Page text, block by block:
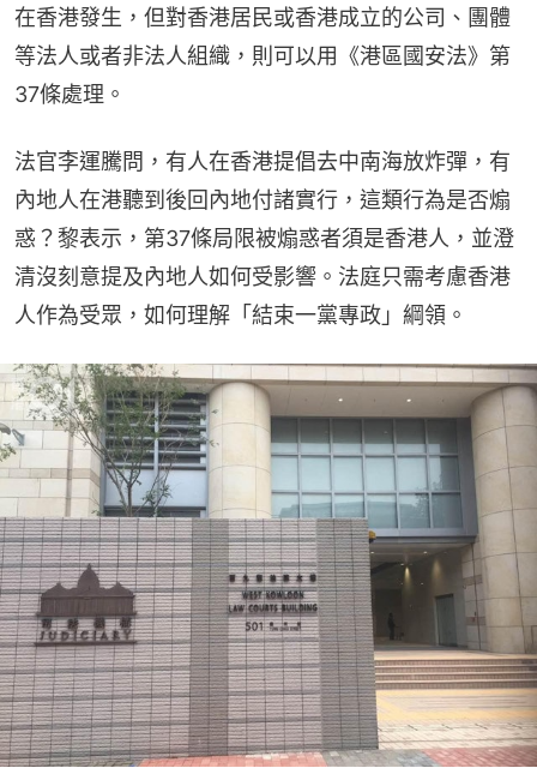
在香港發生，但對香港居民或香港成立的公司、團體
等法人或者非法人組織，則可以用《港區國安法》第
37條處理。
法官李運騰問，有人在香港提倡去中南海放炸彈，有
內地人在港聽到後回內地付諸實行，這類行為是否煽
惑？黎表示，第37條局限被煽惑者須是香港人，並澄
清沒刻意提及內地人如何受影響。法庭只需考慮香港
人作為受眾，如何理解「結束一黨專政」綱領。